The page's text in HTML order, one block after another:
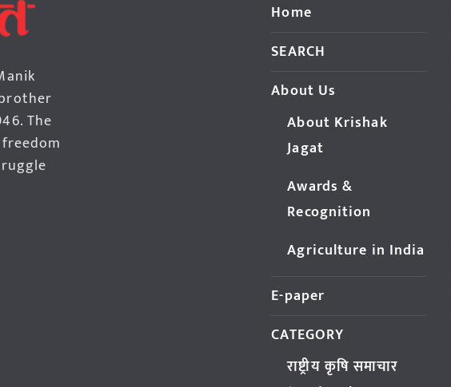
The
Home
SEARCH
About Us
About Krishak
Jagat
Awards &
Recognition
Agriculture in India
E-paper
CATEGORY
राष्ट्रीय कृषि समाचार